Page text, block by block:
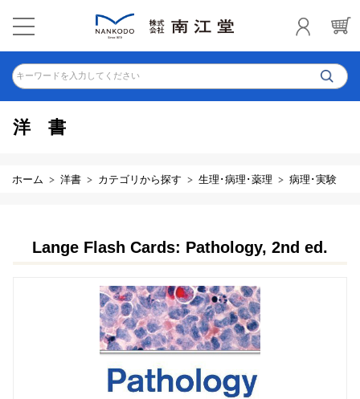
キーワードを入力してください
洋書
ホーム 洋書 カテゴリから探す 生理･病理･薬理 病理･実験
Lange Flash Cards: Pathology, 2nd ed.